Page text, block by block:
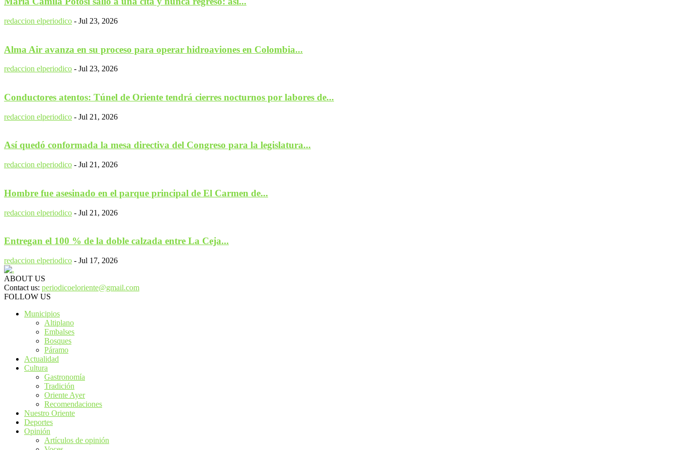
redaccion elperiodico - Jul 23, 2026
Alma Air avanza en su proceso para operar hidroaviones en Colombia...
redaccion elperiodico - Jul 23, 2026
Conductores atentos: Túnel de Oriente tendrá cierres nocturnos por labores de...
redaccion elperiodico - Jul 21, 2026
Así quedó conformada la mesa directiva del Congreso para la legislatura...
redaccion elperiodico - Jul 21, 2026
Hombre fue asesinado en el parque principal de El Carmen de...
redaccion elperiodico - Jul 21, 2026
Entregan el 100 % de la doble calzada entre La Ceja...
redaccion elperiodico - Jul 17, 2026
ABOUT US
Contact us: periodicoeloriente@gmail.com
FOLLOW US
Municipios
Altiplano
Embalses
Bosques
Páramo
Actualidad
Cultura
Gastronomía
Tradición
Oriente Ayer
Recomendaciones
Nuestro Oriente
Deportes
Opinión
Artículos de opinión